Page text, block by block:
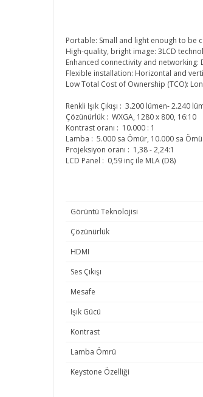
Portable: Small and light enough to be
High-quality, bright image: 3LCD
Enhanced connectivity and networking:
Flexible installation: Horizontal and
Low Total Cost of Ownership (TCO):
Renkli Işık Çıkışı : 3.200 lümen- 2.240
Çözünürlük : WXGA, 1280 x 800, 16:10
Kontrast oranı : 10.000 : 1
Lamba : 5.000 sa Ömür, 10.000 sa
Projeksiyon oranı : 1,38 - 2,24:1
LCD Panel : 0,59 inç ile MLA (D8)
Görüntü Teknolojisi
Çözünürlük
HDMI
Ses Çıkışı
Mesafe
Işık Gücü
Kontrast
Lamba Ömrü
Keystone Özelliği